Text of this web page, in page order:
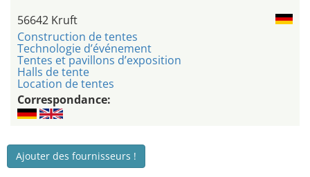
56642 Kruft
Construction de tentes
Technologie d’événement
Tentes et pavillons d’exposition
Halls de tente
Location de tentes
Correspondance:
Ajouter des fournisseurs !